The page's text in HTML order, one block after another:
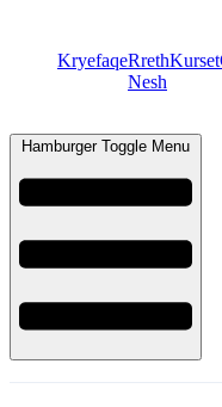
KryefaqeRreth
Nesh
Kurset
Hamburger Toggle Menu